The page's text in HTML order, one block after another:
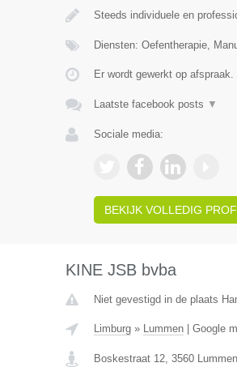
Steeds individuele en
Diensten: Oefentherapie,
Er wordt gewerkt op afspraak.
Laatste facebook posts ▼
Sociale media:
BEKIJK VOLLEDIG
KINE JSB bvba
Niet gevestigd in de plaats
Limburg» Lummen| Google
Boskestraat 12, 3560 Lummen